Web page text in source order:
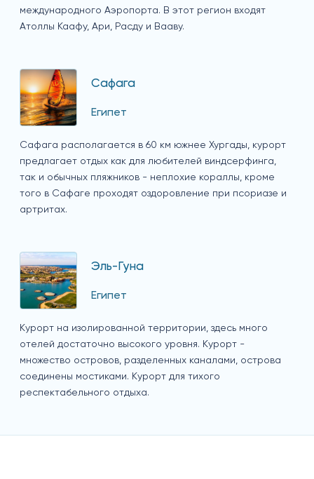
международного Аэропорта. В этот регион входят
Атоллы Каафу, Ари, Расду и Вааву.
Сафага
Египет
Сафага располагается в 60 км южнее Хургады, курорт
предлагает отдых как для любителей виндсерфинга,
так и обычных пляжников - неплохие кораллы, кроме
того в Сафаге проходят оздоровление при псориазе и
артритах.
Эль-Гуна
Египет
Курорт на изолированной территории, здесь много
отелей достаточно высокого уровня. Курорт -
множество островов, разделенных каналами, острова
соединены мостиками. Курорт для тихого
респектабельного отдыха.